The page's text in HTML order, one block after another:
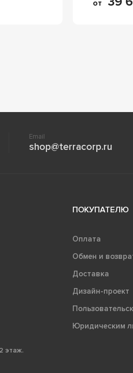
от
Email
shop@terracorp.ru
этаж.
ПОКУПАТЕЛЮ
Оплата
Обмен и
Доставка
Дизайн-проект
Юридическим